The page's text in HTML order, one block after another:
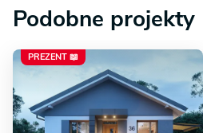
Podobne projekty
PREZENT 📖